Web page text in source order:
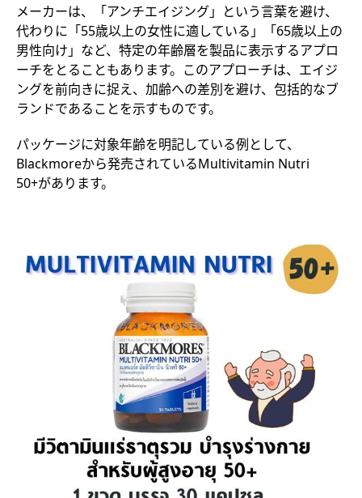
メーカーは、「アンチエイジング」という言葉を避け、
代わりに「55歳以上の女性に適している」「65歳以上の
男性向け」など、特定の年齢層を製品に表示するアプロ
ーチをとることもあります。このアプローチは、エイジ
ングを前向きに捉え、加齢への差別を避け、包括的なブ
ランドであることを示すものです。
パッケージに対象年齢を明記している例として、
Blackmoreから発売されているMultivitamin Nutri
50+があります。